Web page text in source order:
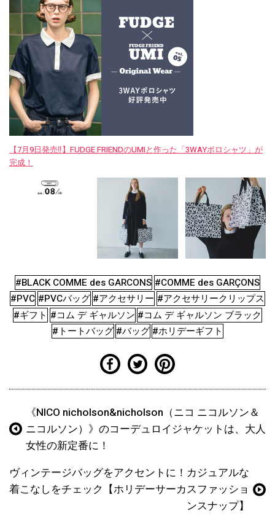
【7月9日発売‼︎】FUDGE FRIENDのUMIと作った「3WAYポロシャツ」が
完成！
#BLACK COMME des GARCONS #COMME des GARÇONS
#PVC #PVCバッグ #アクセサリー #アクセサリークリップス
#ギフト #コム デ ギャルソン #コム デ ギャルソン ブラック
#トートバッグ #バッグ #ホリデーギフト
《NICO nicholson&nicholson（ニコ ニコルソン＆
ニコルソン）》のコーデュロイジャケットは、大人
女性の新定番に！
ヴィンテージバッグをアクセントに！カジュアルな
着こなしをチェック【ホリデーサーカスファッショ
ンスナップ】